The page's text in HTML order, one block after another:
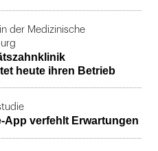
der Medizinische
heute ihren Betrieb
App verfehlt Erwartungen